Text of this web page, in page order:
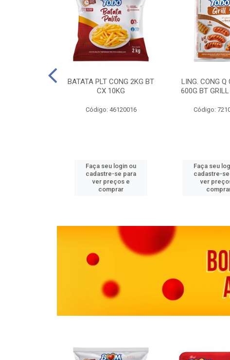
BATATA PLT CONG 2KG BT
CX 10KG
Código: 46120016
Faça seu login ou
cadastre-se para
ver preços e
comprar
LING. CONG Q
600G BT
Código:
Faça seu
cadastre-
ver